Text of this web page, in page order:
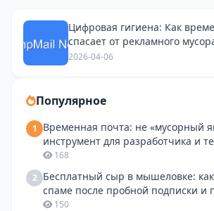
Цифровая гигиена: Как
спасает от рекламного
соцсетях
2026-04-06
Популярное
1
Временная почта: не «мусорный
инструмент для разработчика и
168
2 Бесплатный сыр в мышеловке: как
спаме после пробной подписки и
150